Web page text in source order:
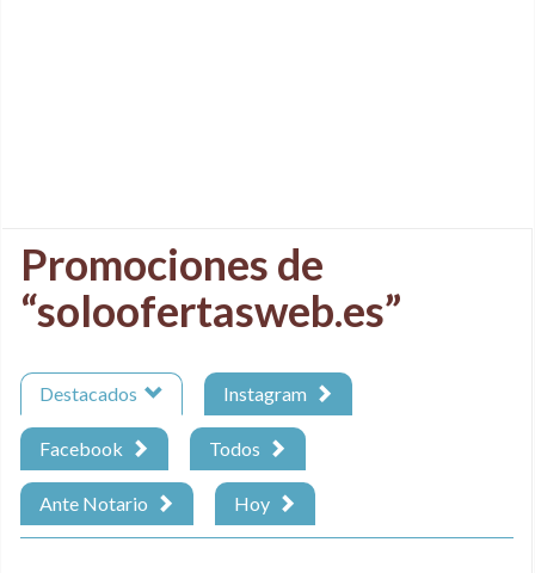
Promociones de
“soloofertasweb.es”
Destacados Instagram
Facebook Todos
Ante Notario Hoy